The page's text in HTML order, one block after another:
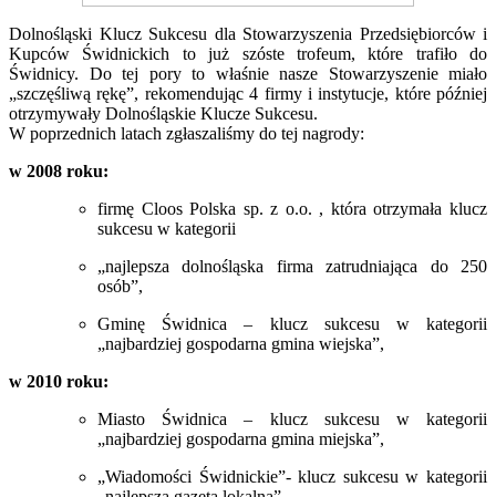
Dolnośląski Klucz Sukcesu dla Stowarzyszenia Przedsiębiorców i
Kupców Świdnickich to już szóste trofeum, które trafiło do
Świdnicy. Do tej pory to właśnie nasze Stowarzyszenie miało
„szczęśliwą rękę”, rekomendując 4 firmy i instytucje, które później
otrzymywały Dolnośląskie Klucze Sukcesu.
W poprzednich latach zgłaszaliśmy do tej nagrody:
w 2008 roku:
firmę Cloos Polska sp. z o.o. , która otrzymała klucz
sukcesu w kategorii
„najlepsza dolnośląska firma zatrudniająca do 250
osób”,
Gminę Świdnica – klucz sukcesu w kategorii
„najbardziej gospodarna gmina wiejska”,
w 2010 roku:
Miasto Świdnica – klucz sukcesu w kategorii
„najbardziej gospodarna gmina miejska”,
„Wiadomości Świdnickie”- klucz sukcesu w kategorii